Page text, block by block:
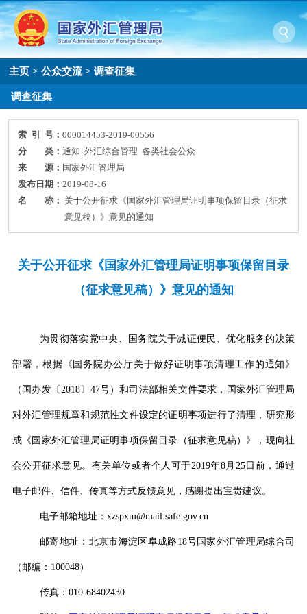
主页 >公众交流>调查征集
调查征集
索 引 号：000014453-2019-00556
分 类：通知 外汇综合管理 各类社会公众
来 源： 国家外汇管理局
发布日期：2019-08-16
名 称： 关于公开征求《国家外汇管理局证明事项保留目录（征求
意见稿）》意见的通知
关于公开征求《国家外汇管理局证明事项保留目录
（征求意见稿）》意见的通知
为贯彻落实党中央、国务院关于减证便民、优化服务的决策
部署，根据《国务院办公厅关于做好证明事项清理工作的通知》
（国办发〔 2018 〕 47号）和司法部相关文件要求，国家外汇管理局
对外汇管理规章和规范性文件设定的证明事项进行了清理，研究形
成《国家外汇管理局证明事项保留目录（征求意见稿）》，现向社
会公开征求意见。有关单位或者个人可于2019年8月 25日前，通过
电子邮件、信件、传真等方式反馈意见， 感谢提出宝贵建议。
电子邮箱地址： xzspxm@mail.safe.gov.cn
邮寄地址：北京市海淀区阜成路 18号国家外汇管理局综合司
（邮编： 100048）
传真： 010-68402430